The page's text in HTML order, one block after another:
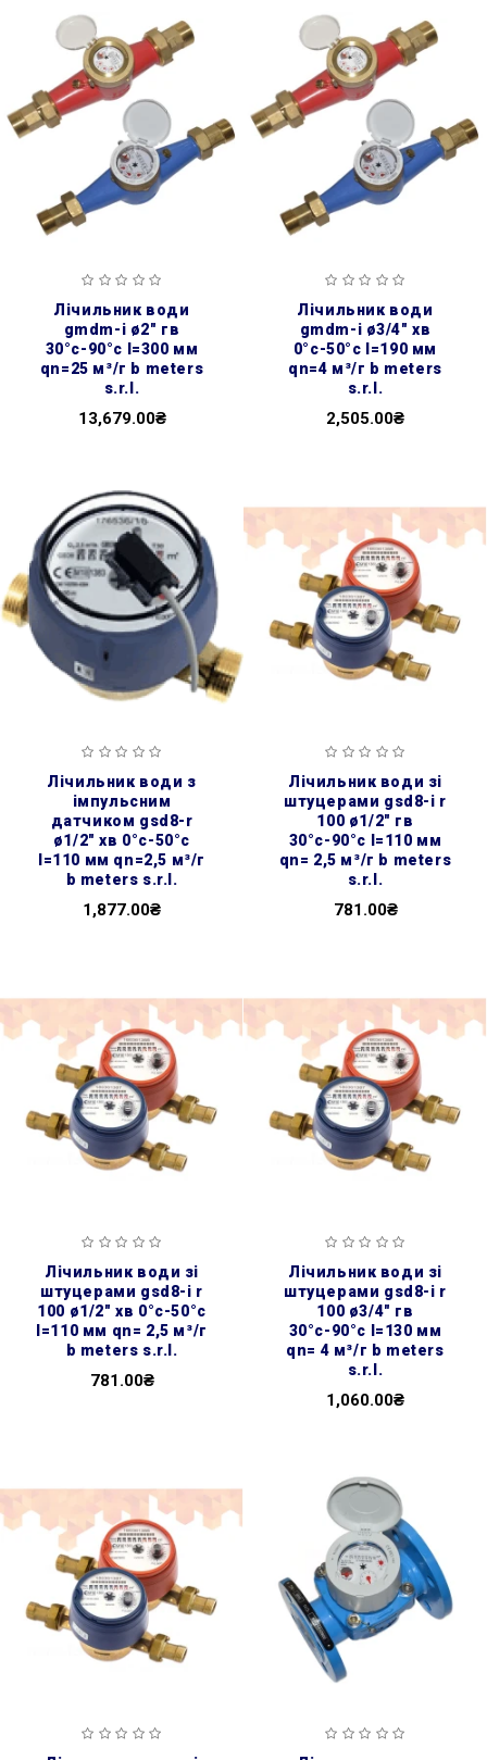
лічильник води
gmdm-i ø2″ гв
30°с-90°с l=300 мм
qn=25 м³/г b meters
s.r.l.
13,679.00₴
лічильник води
gmdm-i ø3/4″ хв
0°с-50°с l=190 мм
qn=4 м³/г b meters
s.r.l.
2,505.00₴
лічильник води з
імпульсним
датчиком gsd8-r
ø1/2″ хв 0°с-50°с
l=110 мм qn=2,5 м³/г
b meters s.r.l.
1,877.00₴
лічильник води зі
штуцерами gsd8-i r
100 ø1/2″ гв
30°с-90°с l=110 мм
qn= 2,5 м³/г b meters
s.r.l.
781.00₴
лічильник води зі
штуцерами gsd8-i r
100 ø1/2″ хв 0°с-50°с
l=110 мм qn= 2,5 м³/г
b meters s.r.l.
781.00₴
лічильник води зі
штуцерами gsd8-i r
100 ø3/4″ гв
30°с-90°с l=130 мм
qn= 4 м³/г b meters
s.r.l.
1,060.00₴